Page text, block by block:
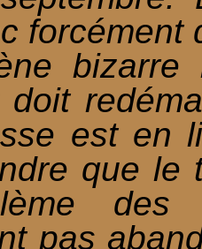
forcément
doit
est en
que le
des
pas